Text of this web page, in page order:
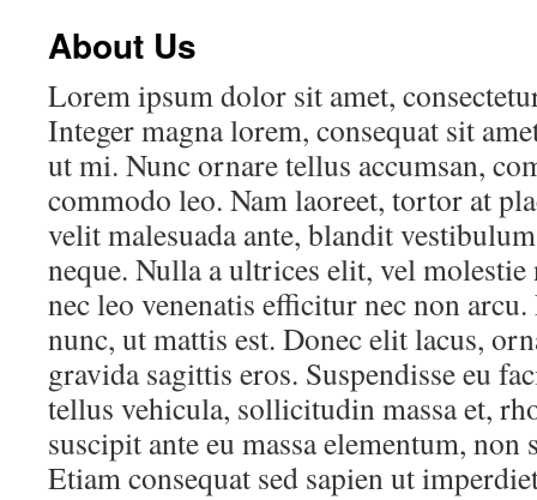
About Us
Lorem ipsum dolor sit amet,
Integer magna lorem, consequat sit
ut mi. Nunc ornare tellus accumsan,
commodo leo. Nam laoreet, tortor at
velit malesuada ante, blandit
neque. Nulla a ultrices elit, vel
nec leo venenatis efficitur nec non
nunc, ut mattis est. Donec elit lacus,
gravida sagittis eros. Suspendisse eu
tellus vehicula, sollicitudin massa et,
suscipit ante eu massa elementum,
Etiam consequat sed sapien ut